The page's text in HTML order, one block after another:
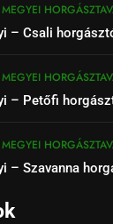
MEGYEI
– Csali
MEGYEI
– Petőfi
MEGYEI
– Szavanna